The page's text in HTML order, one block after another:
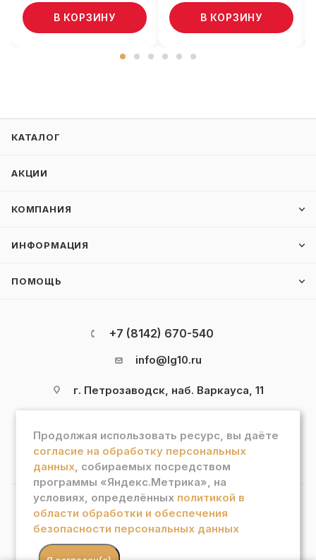
В КОРЗИНУ В КОРЗИНУ
КАТАЛОГ
АКЦИИ
КОМПАНИЯ
ИНФОРМАЦИЯ
ПОМОЩЬ
+7 (8142) 670-540
info@lg10.ru
г. Петрозаводск, наб. Варкауса, 11
2026 © Интернет магазин "Лотос Гурман"
Продолжая использовать ресурс, вы даёте
согласие на обработку персональных
данных, собираемых посредством
программы «Яндекс.Метрика», на
условиях, определённых политикой в
области обработки и обеспечения
безопасности персональных данных